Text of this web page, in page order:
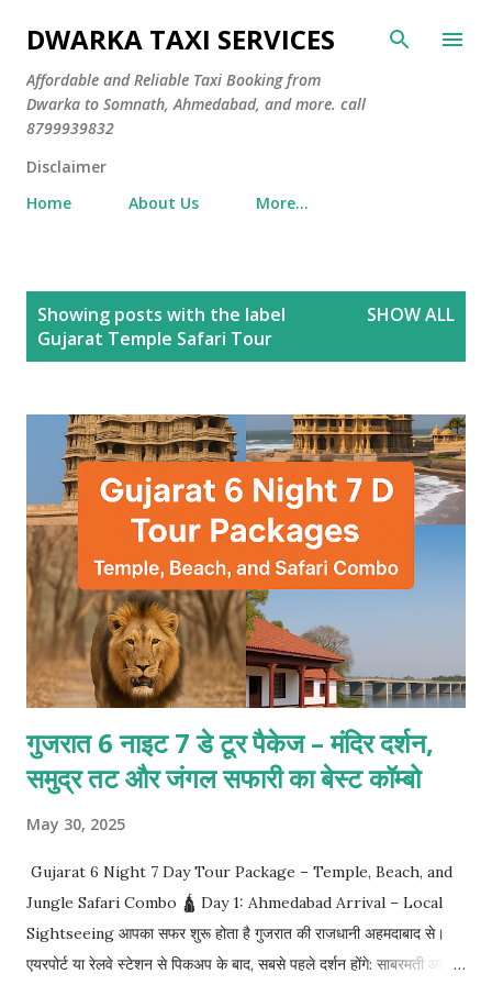
Skip to main content
DWARKA TAXI SERVICES
Affordable and Reliable Taxi Booking from
Dwarka to Somnath, Ahmedabad, and more. call
8799939832
Disclaimer
Home
About Us More…
Showing posts with the label
Gujarat Temple Safari Tour
SHOW ALL
गुजरात 6 नाइट 7 डे टूर पैकेज – मंदिर दर्शन,
समुद्र तट और जंगल सफारी का बेस्ट कॉम्बो
May 30, 2025
Gujarat 6 Night 7 Day Tour Package – Temple, Beach, and
Jungle Safari Combo 🛕 Day 1: Ahmedabad Arrival – Local
Sightseeing आपका सफर शुरू होता है गुजरात की राजधानी अहमदाबाद से।
एयरपोर्ट या रेलवे स्टेशन से पिकअप के बाद, सबसे पहले दर्शन होंगे: साबरमती आश्रम